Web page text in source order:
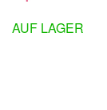
AUF LAGER